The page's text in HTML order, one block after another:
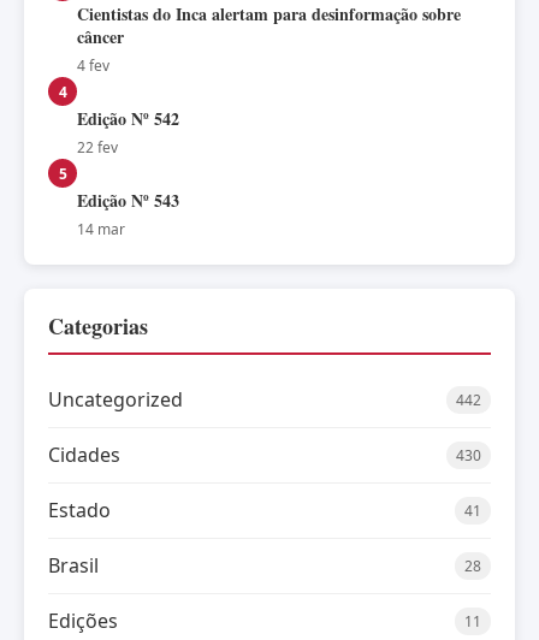
Cientistas do Inca alertam para desinformação sobre
câncer
4 fev
4
Edição Nº 542
22 fev
5
Edição Nº 543
14 mar
Categorias
Uncategorized 442
Cidades 430
Estado 41
Brasil 28
Edições 11